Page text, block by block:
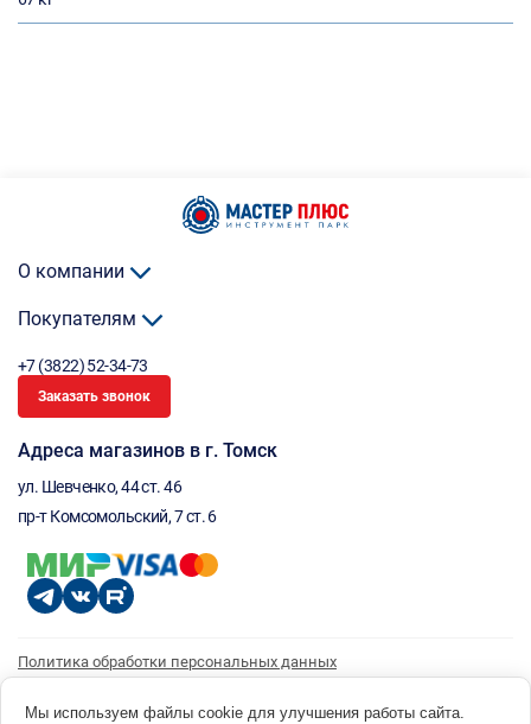
О компании
Покупателям
+7 (3822) 52-34-73
Заказать звонок
Адреса магазинов в г. Томск
ул. Шевченко, 44 ст. 46
пр-т Комсомольский, 7 ст. 6
Политика обработки персональных данных
Согласие на получение рассылки
Мы используем файлы cookie для улучшения работы сайта.